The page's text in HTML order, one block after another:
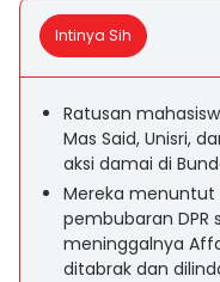
Intinya Sih
Ratusan
Mas Said, Unisri,
aksi damai di
Mereka menuntut
pembubaran
meninggalnya
ditabrak dan